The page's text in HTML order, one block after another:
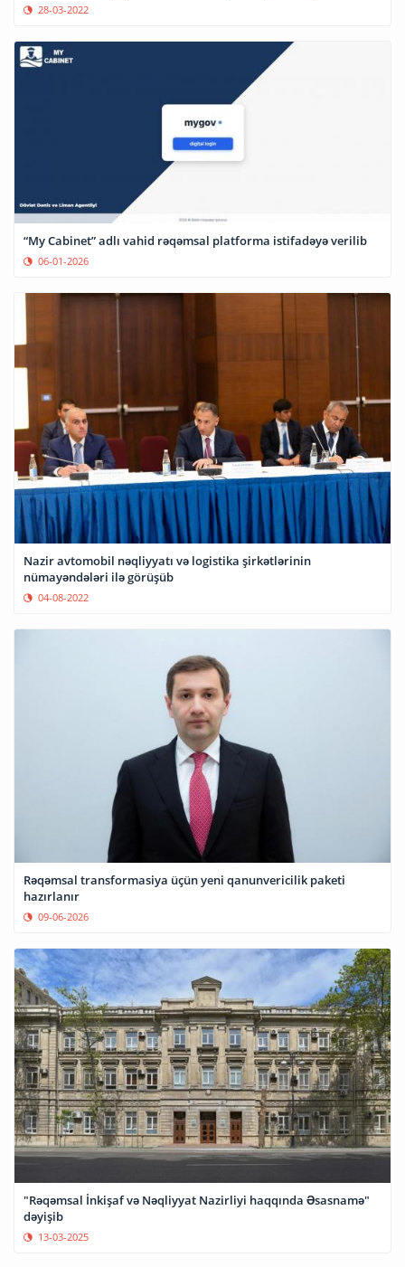
28-03-2022
“My Cabinet” adlı vahid rəqəmsal platforma istifadəyə verilib
06-01-2026
Nazir avtomobil nəqliyyatı və logistika şirkətlərinin
nümayəndələri ilə görüşüb
04-08-2022
Rəqəmsal transformasiya üçün yeni qanunvericilik paketi
hazırlanır
09-06-2026
"Rəqəmsal İnkişaf və Nəqliyyat Nazirliyi haqqında Əsasnamə"
dəyişib
13-03-2025